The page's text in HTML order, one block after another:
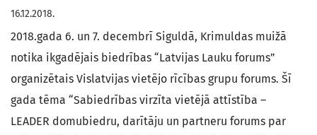
16.12.2018.
2018.gada 6. un 7. decembrī Siguldā, Krimuldas muižā
notika ikgadējais biedrības “Latvijas Lauku forums”
organizētais Vislatvijas vietējo rīcības grupu forums. Šī
gada tēma “Sabiedrības virzīta vietējā attīstība –
LEADER domubiedru, darītāju un partneru forums par